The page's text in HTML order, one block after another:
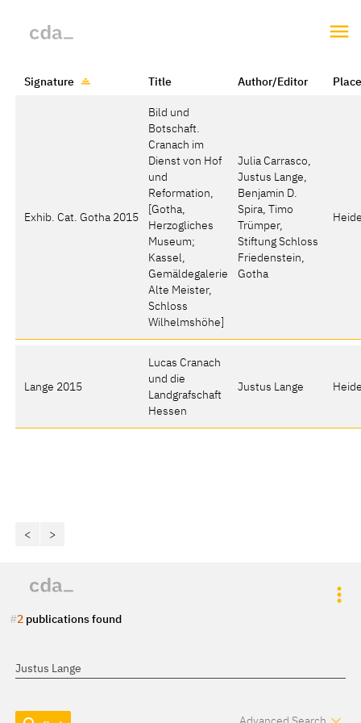
2 publications found
Signature Title Author/Editor
Exhib. Cat. Gotha 2015
Bild und
Botschaft.
Cranach im
Dienst von Hof
und
Reformation
[Gotha,
Herzogliches
Museum;
Kassel,
Gemäldegalerie
Alte Meister,
Schloss
Wilhelmshöhe]
Julia Carrasco,
Justus Lange,
Benjamin D.
Spira, Timo
Trümper,
Stiftung Schloss
Friedenstein,
Gotha
Lange 2015
Lucas Cranach
und die
Landgrafschaft
Hessen
Justus Lange
< >